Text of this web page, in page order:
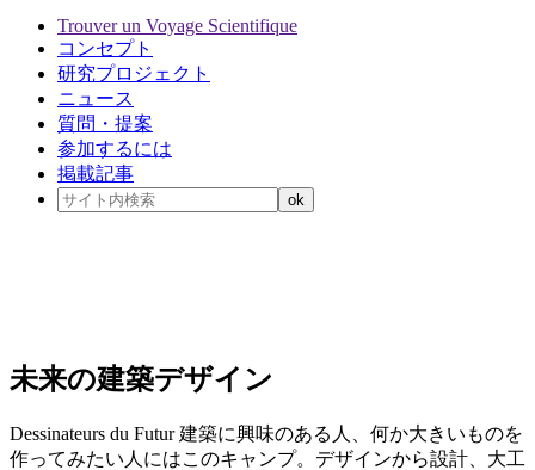
Trouver un Voyage Scientifique
コンセプト
研究プロジェクト
ニュース
質問・提案
参加するには
掲載記事
未来の建築デザイン
Dessinateurs du Futur 建築に興味のある人、何か大きいものを
作ってみたい人にはこのキャンプ。デザインから設計、大工